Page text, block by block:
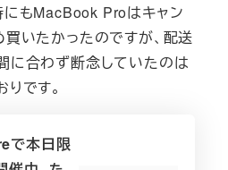
にもMacBook Proはキャン
いたかったのですが、配送
に合わず断念していたのは
です。
で本日限